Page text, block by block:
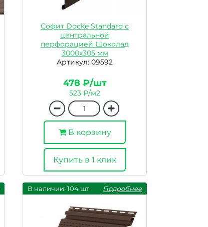
Софит Docke Standard с
центральной
перфорацией Шоколад
3000х305 мм
Артикул: 09592
478 ₽/шт
523 ₽/м2
В корзину
Купить в 1 клик
В наличии: 104 шт Подробнее